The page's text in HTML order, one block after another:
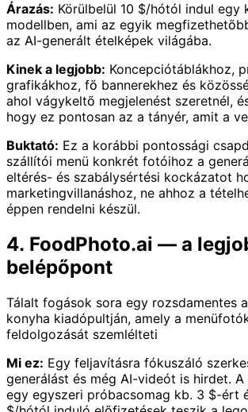
Árazás: Körülbelül 10 $/hótól indul egy
modellben, ami az egyik
az AI-generált ételképek világába.
Kinek a legjobb: Koncepciótáblákhoz,
grafikákhoz, fő bannerekhez és
ahol vágykeltő megjelenést szeretnél,
hogy ez pontosan az a tányér, amit a
Buktató: Ez a korábbi pontossági
szállítói menü konkrét fotóihoz a
eltérés- és szabálysértési kockázatot
marketingvillanáshoz, ne ahhoz a
éppen rendelni készül.
4. FoodPhoto.ai — a
belépőpont
Tálalt fogások sora egy rozsdamentes
konyha kiadópultján, amely a
feldolgozását szemlélteti
Mi ez: Egy feljavításra fókuszáló
generálást és még AI-videót is hirdet.
egy egyszeri próbacsomag kb. 3 $-ért